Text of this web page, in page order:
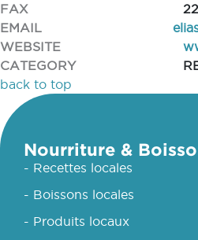
FAX
EMAIL
WEBSITE
CATEGORY
back to top
Nourriture &
- Recettes locales
- Boissons locales
- Produits locaux